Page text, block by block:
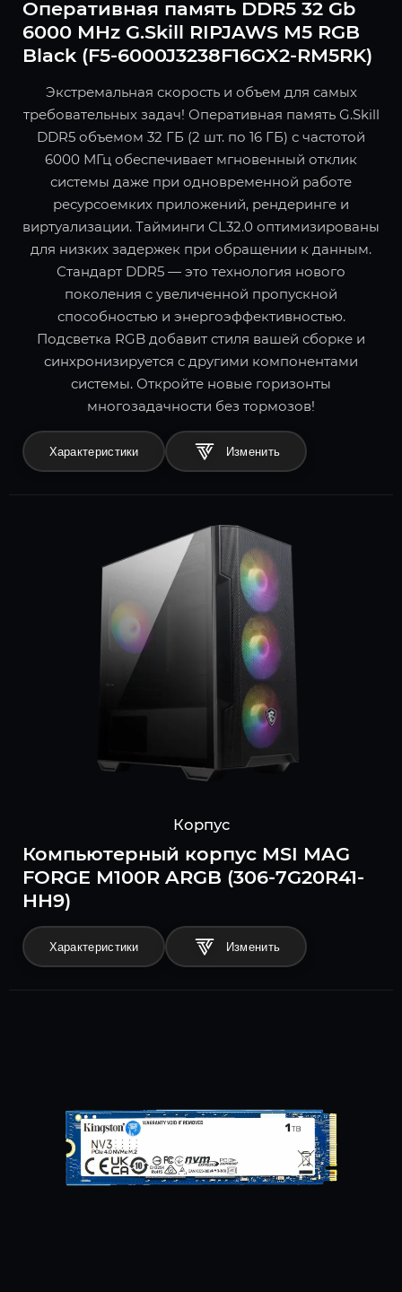
Оперативная память DDR5 32 Gb
6000 MHz G.Skill RIPJAWS M5 RGB
Black (F5-6000J3238F16GX2-RM5RK)
Экстремальная скорость и объем для самых
требовательных задач! Оперативная память G.Skill
DDR5 объемом 32 ГБ (2 шт. по 16 ГБ) с частотой
6000 МГц обеспечивает мгновенный отклик
системы даже при одновременной работе
ресурсоемких приложений, рендеринге и
виртуализации. Тайминги CL32.0 оптимизированы
для низких задержек при обращении к данным.
Стандарт DDR5 — это технология нового
поколения с увеличенной пропускной
способностью и энергоэффективностью.
Подсветка RGB добавит стиля вашей сборке и
синхронизируется с другими компонентами
системы. Откройте новые горизонты
многозадачности без тормозов!
Характеристики
Корпус
Компьютерный корпус MSI MAG
FORGE M100R ARGB (306-7G20R41-
HH9)
Характеристики